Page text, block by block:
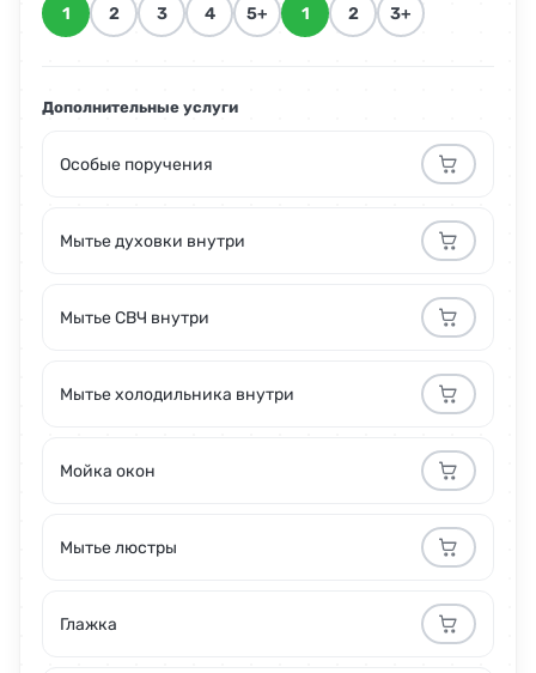
1 2 3 4 5+ 1 2 3+
Дополнительные услуги
Особые поручения
Мытье духовки внутри
Мытье СВЧ внутри
Мытье холодильника внутри
Мойка окон
Мытье люстры
Глажка